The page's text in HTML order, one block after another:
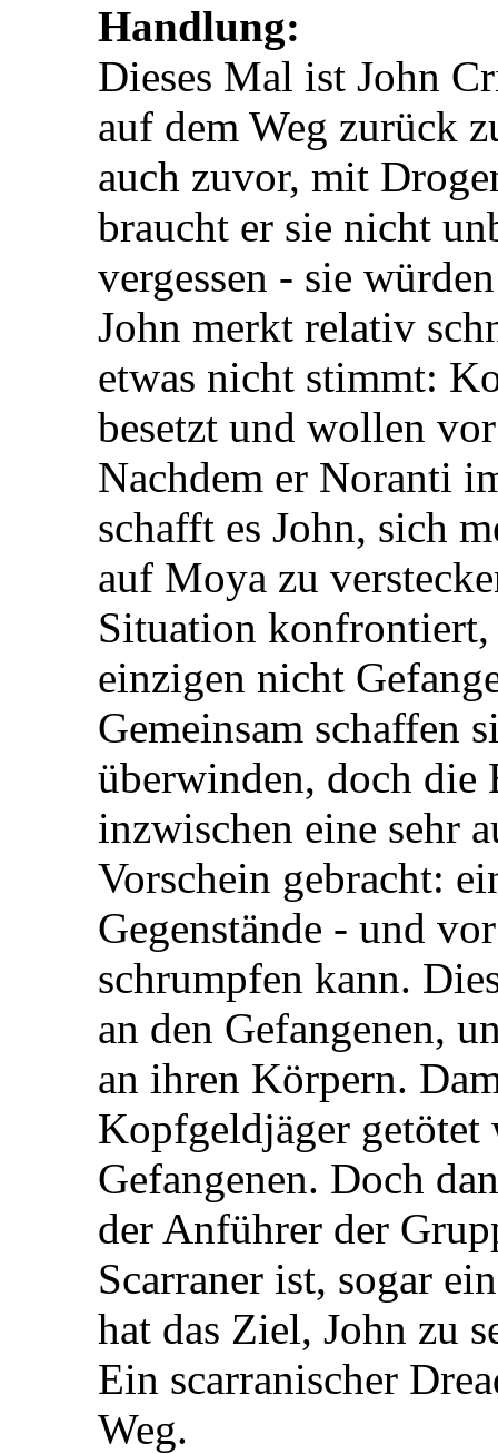
Handlung:
Dieses Mal ist John
auf dem Weg zurück
auch zuvor, mit
braucht er sie nicht
vergessen - sie
John merkt relativ
etwas nicht stimmt:
besetzt und wollen
Nachdem er Noranti
schafft es John, sich
auf Moya zu
Situation konfrontiert,
einzigen nicht
Gemeinsam schaffen
überwinden, doch die
inzwischen eine sehr
Vorschein gebracht:
Gegenstände - und
schrumpfen kann.
an den Gefangenen,
an ihren Körpern.
Kopfgeldjäger getötet
Gefangenen. Doch
der Anführer der
Scarraner ist, sogar
hat das Ziel, John zu
Ein scarranischer
Weg.